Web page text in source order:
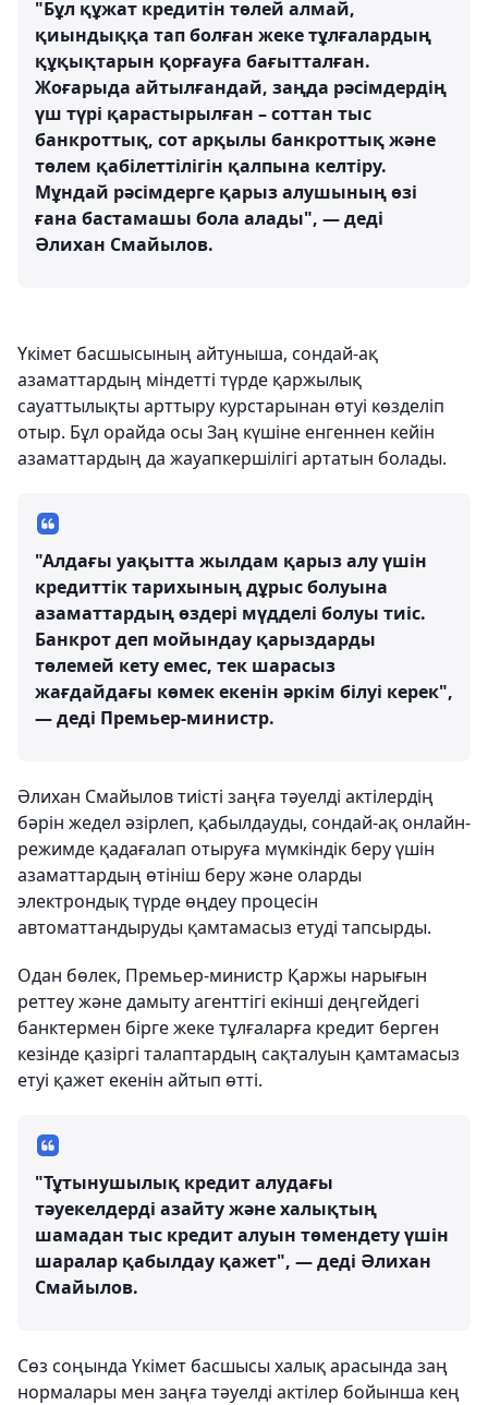
"Бұл құжат кредитін төлей алмай,
қиындыққа тап болған жеке тұлғалардың
құқықтарын қорғауға бағытталған.
Жоғарыда айтылғандай, заңда рәсімдердің
үш түрі қарастырылған – соттан тыс
банкроттық, сот арқылы банкроттық және
төлем қабілеттілігін қалпына келтіру.
Мұндай рәсімдерге қарыз алушының өзі
ғана бастамашы бола алады", — деді
Әлихан Смайылов.
Үкімет басшысының айтуныша, сондай-ақ
азаматтардың міндетті түрде қаржылық
сауаттылықты арттыру курстарынан өтуі көзделіп
отыр. Бұл орайда осы Заң күшіне енгеннен кейін
азаматтардың да жауапкершілігі артатын болады.
"Алдағы уақытта жылдам қарыз алу үшін
кредиттік тарихының дұрыс болуына
азаматтардың өздері мүдделі болуы тиіс.
Банкрот деп мойындау қарыздарды
төлемей кету емес, тек шарасыз
жағдайдағы көмек екенін әркім білуі керек",
— деді Премьер-министр.
Әлихан Смайылов тиісті заңға тәуелді актілердің
бәрін жедел әзірлеп, қабылдауды, сондай-ақ онлайн-
режимде қадағалап отыруға мүмкіндік беру үшін
азаматтардың өтініш беру және оларды
электрондық түрде өңдеу процесін
автоматтандыруды қамтамасыз етуді тапсырды.
Одан бөлек, Премьер-министр Қаржы нарығын
реттеу және дамыту агенттігі екінші деңгейдегі
банктермен бірге жеке тұлғаларға кредит берген
кезінде қазіргі талаптардың сақталуын қамтамасыз
етуі қажет екенін айтып өтті.
"Тұтынушылық кредит алудағы
тәуекелдерді азайту және халықтың
шамадан тыс кредит алуын төмендету үшін
шаралар қабылдау қажет", — деді Әлихан
Смайылов.
Сөз соңында Үкімет басшысы халық арасында заң
нормалары мен заңға тәуелді актілер бойынша кең